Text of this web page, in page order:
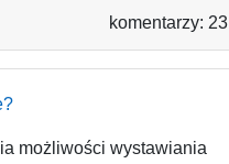
komentarzy: 23
możliwości wystawiania